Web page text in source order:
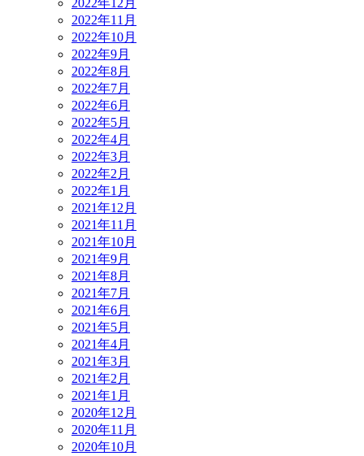
2022年12月
2022年11月
2022年10月
2022年9月
2022年8月
2022年7月
2022年6月
2022年5月
2022年4月
2022年3月
2022年2月
2022年1月
2021年12月
2021年11月
2021年10月
2021年9月
2021年8月
2021年7月
2021年6月
2021年5月
2021年4月
2021年3月
2021年2月
2021年1月
2020年12月
2020年11月
2020年10月